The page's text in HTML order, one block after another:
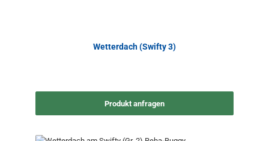
Wetterdach (Swifty 3)
Produkt anfragen